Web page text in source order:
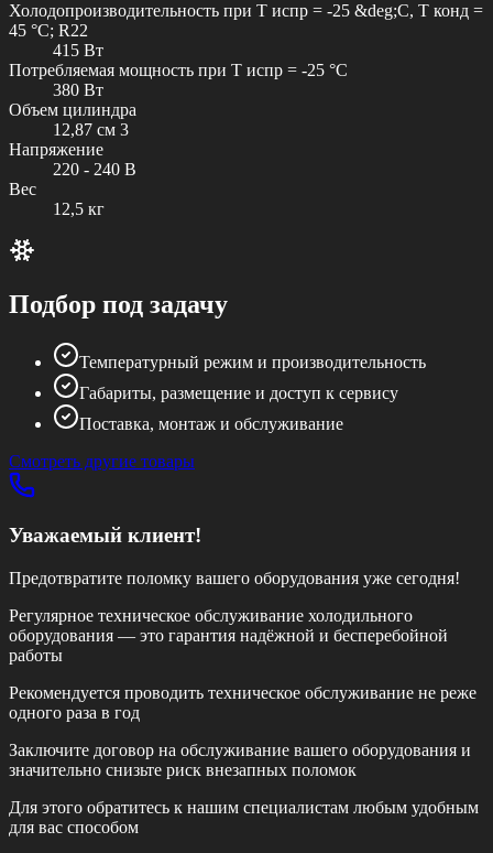
Холодопроизводительность при T испр = -25 &deg;C, T конд =
45 °C; R22
415 Вт
Потребляемая мощность при T испр = -25 °C
380 Вт
Объем цилиндра
12,87 см 3
Напряжение
220 - 240 В
Вес
12,5 кг
Подбор под задачу
Температурный режим и производительность
Габариты, размещение и доступ к сервису
Поставка, монтаж и обслуживание
Смотреть другие товары
Уважаемый клиент!
Предотвратите поломку вашего оборудования уже сегодня!
Регулярное техническое обслуживание холодильного
оборудования — это гарантия надёжной и бесперебойной
работы
Рекомендуется проводить техническое обслуживание не реже
одного раза в год
Заключите договор на обслуживание вашего оборудования и
значительно снизьте риск внезапных поломок
Для этого обратитесь к нашим специалистам любым удобным
для вас способом